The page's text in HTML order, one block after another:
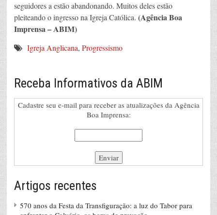
seguidores a estão abandonando. Muitos deles estão
pleiteando o ingresso na Igreja Católica. (Agência Boa
Imprensa – ABIM)
Igreja Anglicana, Progressismo
Receba Informativos da ABIM
Cadastre seu e-mail para receber as atualizações da Agência
Boa Imprensa:
Artigos recentes
570 anos da Festa da Transfiguração: a luz do Tabor para